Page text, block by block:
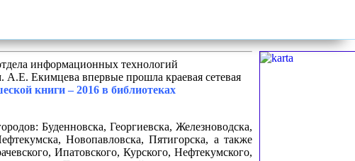
информационных технологий
А.Е. Екимцева впервые прошла краевая сетевая
книги – 2016 в библиотеках
Буденновска, Георгиевска, Железноводска,
Новопавловска, Пятигорска, а также
Ипатовского, Курского, Нефтекумского,